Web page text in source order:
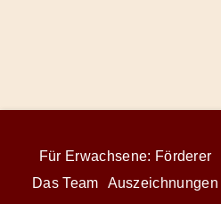
Für Erwachsene: Förderer
Das Team
Auszeichnungen